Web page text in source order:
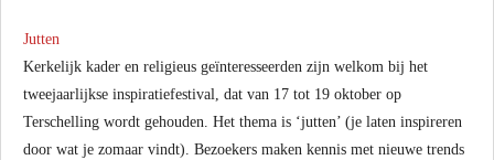
Jutten
Kerkelijk kader en religieus geïnteresseerden zijn welkom bij het
tweejaarlijkse inspiratiefestival, dat van 17 tot 19 oktober op
Terschelling wordt gehouden. Het thema is ‘jutten’ (je laten inspireren
door wat je zomaar vindt). Bezoekers maken kennis met nieuwe trends